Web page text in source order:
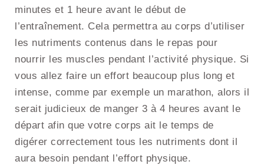
minutes et 1 heure avant le début de
l’entraînement. Cela permettra au corps d’utiliser
les nutriments contenus dans le repas pour
nourrir les muscles pendant l’activité physique. Si
vous allez faire un effort beaucoup plus long et
intense, comme par exemple un marathon, alors il
serait judicieux de manger 3 à 4 heures avant le
départ afin que votre corps ait le temps de
digérer correctement tous les nutriments dont il
aura besoin pendant l’effort physique.